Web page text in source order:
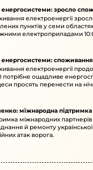
енергосистеми: зросло
електроенергії
пунктів у семи
електроприладами
енергосистеми: споживання
електроенергії
потрібне ощадливе
просять перенести на
міжнародна підтримка
міжнародних
й ремонту
атак ворога.